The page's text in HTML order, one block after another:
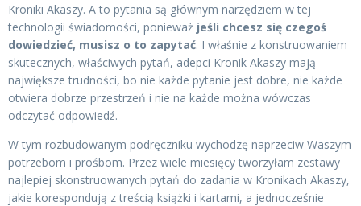
Kroniki Akaszy. A to pytania są głównym narzędziem w tej
technologii świadomości, ponieważ jeśli chcesz się czegoś
dowiedzieć, musisz o to zapytać. I właśnie z konstruowaniem
skutecznych, właściwych pytań, adepci Kronik Akaszy mają
największe trudności, bo nie każde pytanie jest dobre, nie każde
otwiera dobrze przestrzeń i nie na każde można wówczas
odczytać odpowiedź.
W tym rozbudowanym podręczniku wychodzę naprzeciw Waszym
potrzebom i prośbom. Przez wiele miesięcy tworzyłam zestawy
najlepiej skonstruowanych pytań do zadania w Kronikach Akaszy,
jakie korespondują z treścią książki i kartami, a jednocześnie